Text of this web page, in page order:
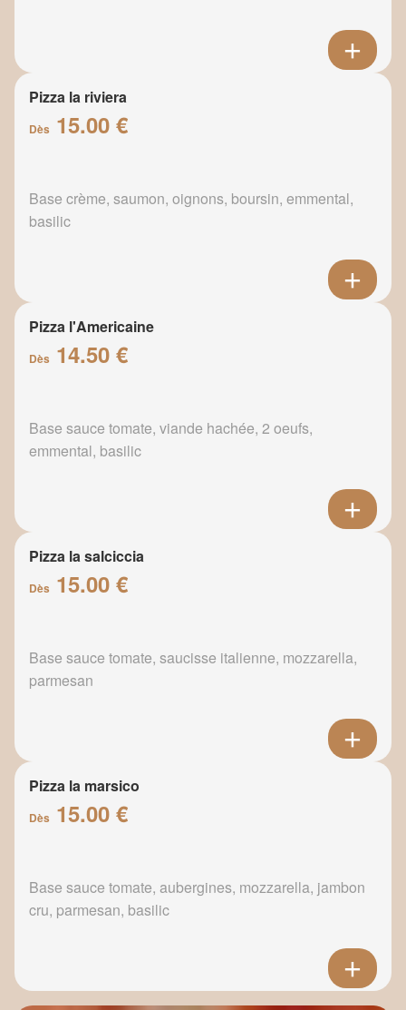
Pizza la riviera
Dès 15.00 €
Base crème, saumon, oignons, boursin, emmental,
basilic
Pizza l'Americaine
Dès 14.50 €
Base sauce tomate, viande hachée, 2 oeufs,
emmental, basilic
Pizza la salciccia
Dès 15.00 €
Base sauce tomate, saucisse italienne, mozzarella,
parmesan
Pizza la marsico
Dès 15.00 €
Base sauce tomate, aubergines, mozzarella, jambon
cru, parmesan, basilic